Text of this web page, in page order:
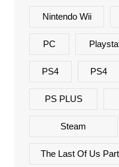
Nintendo Wii
PC
PS4 PS4
PS PLUS
Steam
The Last Of Us